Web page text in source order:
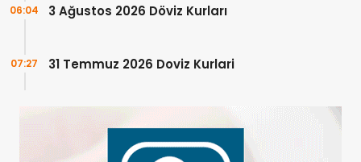
3 Ağustos 2026 Döviz Kurları
06:04
31 Temmuz 2026 Doviz Kurlari
07:27